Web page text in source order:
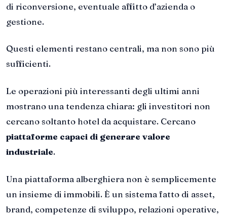
di riconversione, eventuale affitto d’azienda o
gestione.
Questi elementi restano centrali, ma non sono più
sufficienti.
Le operazioni più interessanti degli ultimi anni
mostrano una tendenza chiara: gli investitori non
cercano soltanto hotel da acquistare. Cercano
piattaforme capaci di generare valore
industriale.
Una piattaforma alberghiera non è semplicemente
un insieme di immobili. È un sistema fatto di asset,
brand, competenze di sviluppo, relazioni operative,